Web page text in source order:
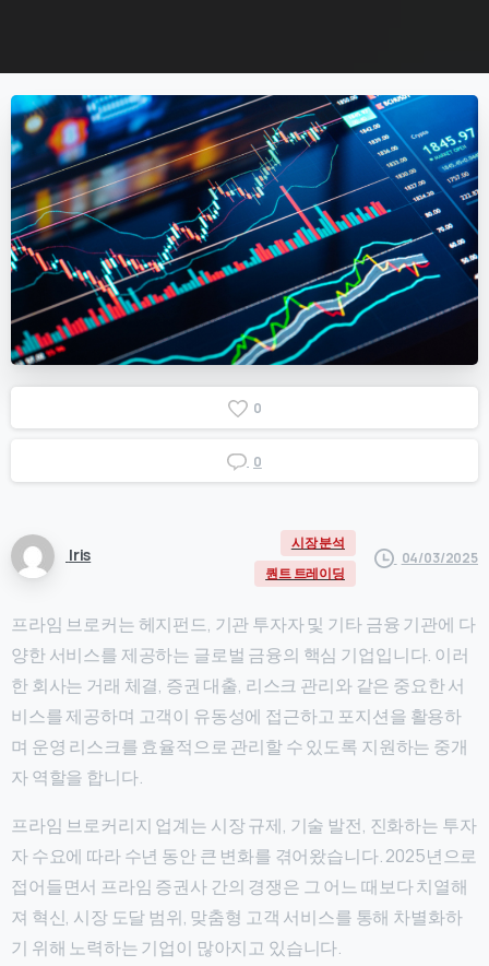
0
0
Iris
시장 분석
퀀트 트레이딩
04/03/2025
프라임 브로커는 헤지펀드, 기관 투자자 및 기타 금융 기관에 다
양한 서비스를 제공하는 글로벌 금융의 핵심 기업입니다. 이러
한 회사는 거래 체결, 증권 대출, 리스크 관리와 같은 중요한 서
비스를 제공하며 고객이 유동성에 접근하고 포지션을 활용하
며 운영 리스크를 효율적으로 관리할 수 있도록 지원하는 중개
자 역할을 합니다.
프라임 브로커리지 업계는 시장 규제, 기술 발전, 진화하는 투자
자 수요에 따라 수년 동안 큰 변화를 겪어왔습니다. 2025년으로
접어들면서 프라임 증권사 간의 경쟁은 그 어느 때보다 치열해
져 혁신, 시장 도달 범위, 맞춤형 고객 서비스를 통해 차별화하
기 위해 노력하는 기업이 많아지고 있습니다.